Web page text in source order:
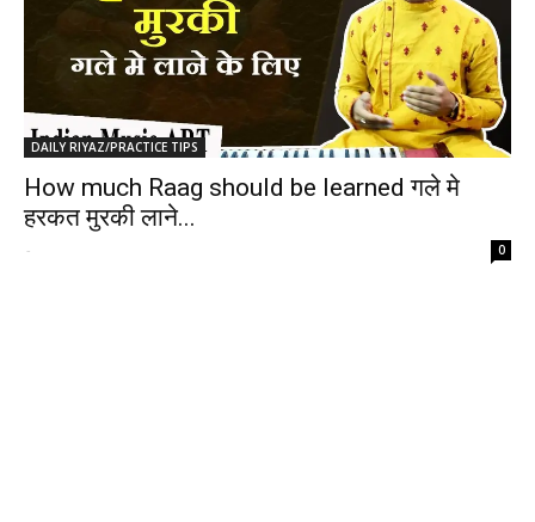
DAILY RIYAZ/PRACTICE TIPS
How much Raag should be learned गले मे
हरकत मुरकी लाने...
- 0